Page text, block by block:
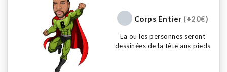
Corps Entier (+20€)
La ou les personnes seront
dessinées de la tête aux pieds